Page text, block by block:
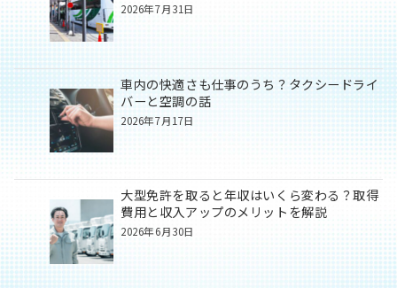
2026年7月31日
車内の快適さも仕事のうち？タクシードライ
バーと空調の話
2026年7月17日
大型免許を取ると年収はいくら変わる？取得
費用と収入アップのメリットを解説
2026年6月30日